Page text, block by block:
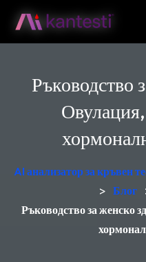
Ръководство
AI анализатор за кръвен
> Блог
Ръководство за женско